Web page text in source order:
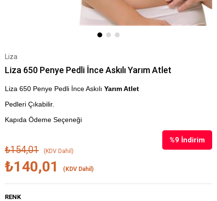
Liza
Liza 650 Penye Pedli İnce Askılı Yarım Atlet
Liza 650 Penye Pedli İnce Askılı Yarım Atlet
Pedleri Çıkabilir.
Kapıda Ödeme Seçeneği
%9 İndirim
₺154,01 (KDV Dahil)
₺140,01 (KDV Dahil)
RENK